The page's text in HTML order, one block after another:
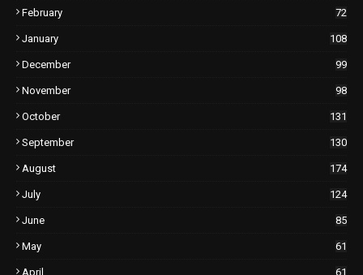
February 72
January 108
December 99
November 98
October 131
September 130
August 174
July 124
June 85
May 61
April 61